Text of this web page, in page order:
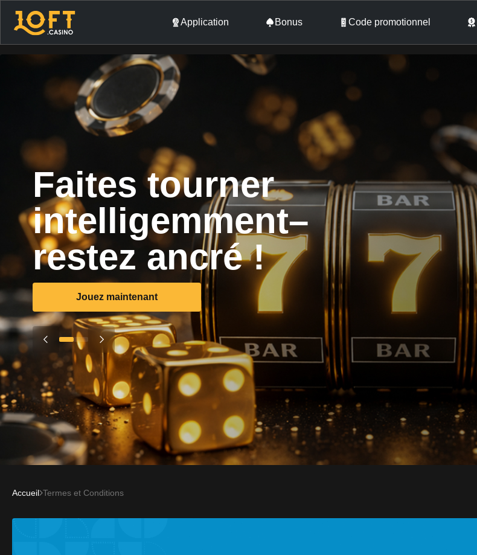
Application Bonus Code promotionnel
Faites tourner
intelligemment–
restez ancré !
Jouez maintenant
Accueil Termes et Conditions